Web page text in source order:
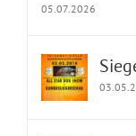
05.07.2026